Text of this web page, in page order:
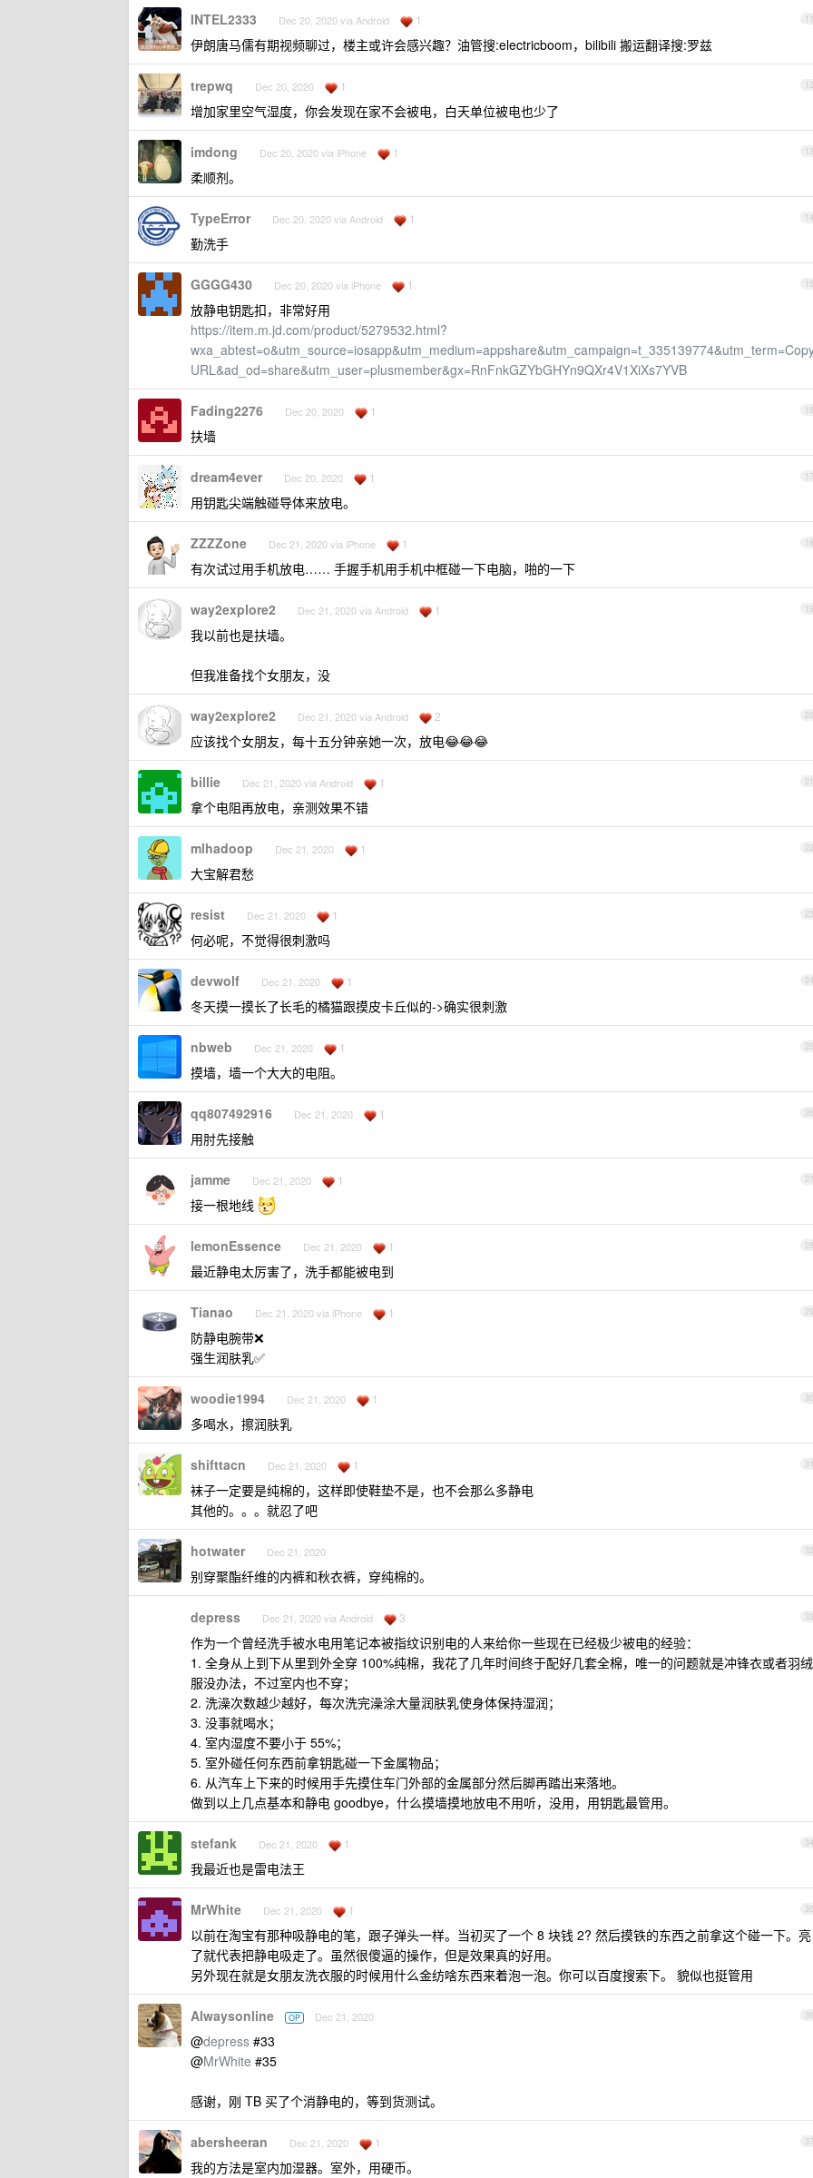
11
INTEL2333 Dec 20, 2020 via Android 1
伊朗唐马儒有期视频聊过，楼主或许会感兴趣？油管搜:electricboom，bilibili 搬运翻译搜:罗兹
12
trepwq Dec 20, 2020 1
增加家里空气湿度，你会发现在家不会被电，白天单位被电也少了
13
imdong Dec 20, 2020 via iPhone 1
柔顺剂。
14
TypeError Dec 20, 2020 via Android 1
勤洗手
15
GGGG430 Dec 20, 2020 via iPhone 1
放静电钥匙扣，非常好用
https://item.m.jd.com/product/5279532.html?
URL&ad_od=share&utm_user=plusmember&gx=RnFnkGZYbGHYn9QXr4V1XiXs7YVB
16
Fading2276 Dec 20, 2020 1
扶墙
17
dream4ever Dec 20, 2020 1
用钥匙尖端触碰导体来放电。
18
ZZZZone Dec 21, 2020 via iPhone 1
有次试过用手机放电…… 手握手机用手机中框碰一下电脑，啪的一下
19
way2explore2 Dec 21, 2020 via Android 1
我以前也是扶墙。
但我准备找个女朋友，没
20
way2explore2 Dec 21, 2020 via Android 2
应该找个女朋友，每十五分钟亲她一次，放电😂😂😂
21
billie Dec 21, 2020 via Android 1
拿个电阻再放电，亲测效果不错
22
mlhadoop Dec 21, 2020 1
大宝解君愁
23
resist Dec 21, 2020 1
何必呢，不觉得很刺激吗
24
devwolf Dec 21, 2020 1
冬天摸一摸长了长毛的橘猫跟摸皮卡丘似的->确实很刺激
25
nbweb Dec 21, 2020 1
摸墙，墙一个大大的电阻。
26
qq807492916 Dec 21, 2020 1
用肘先接触
27
jamme Dec 21, 2020 1
接一根地线
28
lemonEssence Dec 21, 2020 1
最近静电太厉害了，洗手都能被电到
29
Tianao Dec 21, 2020 via iPhone 1
防静电腕带❌
强生润肤乳✅
30
woodie1994 Dec 21, 2020 1
多喝水，擦润肤乳
31
shifttacn Dec 21, 2020 1
袜子一定要是纯棉的，这样即使鞋垫不是，也不会那么多静电
其他的。。。就忍了吧
32
hotwater Dec 21, 2020
别穿聚酯纤维的内裤和秋衣裤，穿纯棉的。
33
depress Dec 21, 2020 via Android 3
作为一个曾经洗手被水电用笔记本被指纹识别电的人来给你一些现在已经极少被电的经验：
1. 全身从上到下从里到外全穿 100%纯棉，我花了几年时间终于配好几套全棉，唯一的问题就是冲锋衣或者羽绒
服没办法，不过室内也不穿；
2. 洗澡次数越少越好，每次洗完澡涂大量润肤乳使身体保持湿润；
3. 没事就喝水；
4. 室内湿度不要小于 55%；
5. 室外碰任何东西前拿钥匙碰一下金属物品；
6. 从汽车上下来的时候用手先摸住车门外部的金属部分然后脚再踏出来落地。
做到以上几点基本和静电 goodbye，什么摸墙摸地放电不用听，没用，用钥匙最管用。
34
stefank Dec 21, 2020 1
我最近也是雷电法王
35
MrWhite Dec 21, 2020 1
以前在淘宝有那种吸静电的笔，跟子弹头一样。当初买了一个 8 块钱 2? 然后摸铁的东西之前拿这个碰一下。亮
了就代表把静电吸走了。虽然很傻逼的操作，但是效果真的好用。
另外现在就是女朋友洗衣服的时候用什么金纺啥东西来着泡一泡。你可以百度搜索下。 貌似也挺管用
36
Alwaysonline OP Dec 21, 2020
@depress #33
@MrWhite #35
感谢，刚 TB 买了个消静电的，等到货测试。
37
abersheeran Dec 21, 2020 1
我的方法是室内加湿器。室外，用硬币。